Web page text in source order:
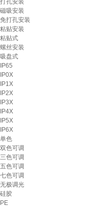
打孔安装
磁吸安装
免打孔安装
粘贴安装
粘贴式
螺丝安装
吸盘式
IP65
IP0X
IP1X
IP2X
IP3X
IP4X
IP5X
IP6X
单色
双色可调
三色可调
五色可调
七色可调
无极调光
硅胶
PE